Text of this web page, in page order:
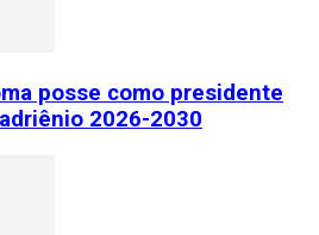
posse como presidente
2026-2030